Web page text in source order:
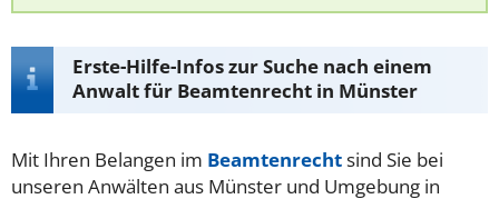
Erste-Hilfe-Infos zur Suche nach einem
Anwalt für Beamtenrecht in Münster
Mit Ihren Belangen im Beamtenrechtsind Sie bei
unseren Anwälten aus Münster und Umgebung in